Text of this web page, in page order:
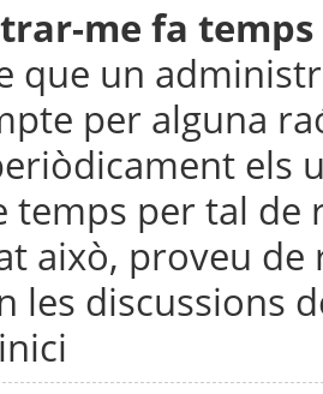
me fa
que un
per alguna
els
temps per tal de
això, proveu
les discussions